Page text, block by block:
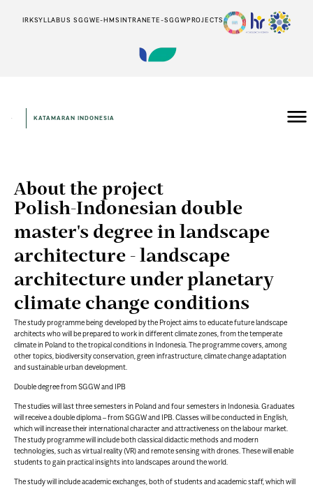
IRKSYLLABUS SGGWE-HMSINTRANETE-SGGWPROJECTS
KATAMARAN INDONESIA
About the project
Polish-Indonesian double
master's degree in landscape
architecture - landscape
architecture under planetary
climate change conditions
The study programme being developed by the Project aims to educate future landscape
architects who will be prepared to work in different climate zones, from the temperate
climate in Poland to the tropical conditions in Indonesia. The programme covers, among
other topics, biodiversity conservation, green infrastructure, climate change adaptation
and sustainable urban development.
Double degree from SGGW and IPB
The studies will last three semesters in Poland and four semesters in Indonesia. Graduates
will receive a double diploma – from SGGW and IPB. Classes will be conducted in English,
which will increase their international character and attractiveness on the labour market.
The study programme will include both classical didactic methods and modern
technologies, such as virtual reality (VR) and remote sensing with drones. These will enable
students to gain practical insights into landscapes around the world.
The study will include academic exchanges, both of students and academic staff, which will